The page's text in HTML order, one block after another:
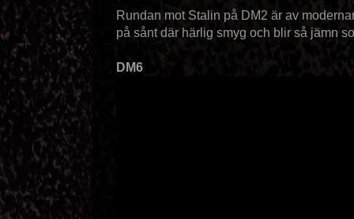
Rundan mot Stalin på DM2 är av
på sånt där härlig smyg och blir så jämn
DM6